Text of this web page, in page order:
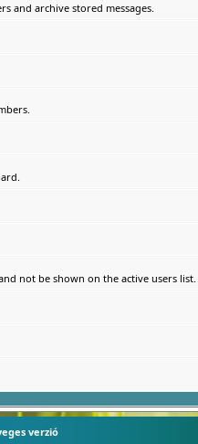
and archive stored messages.
not be shown on the active users list.
verzió